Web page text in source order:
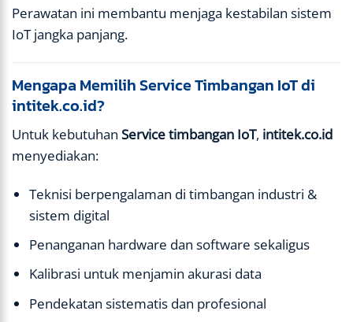
Perawatan ini membantu menjaga kestabilan sistem
IoT jangka panjang.
Mengapa Memilih Service Timbangan IoT di
intitek.co.id?
Untuk kebutuhan Service timbangan IoT, intitek.co.id
menyediakan:
Teknisi berpengalaman di timbangan industri &
sistem digital
Penanganan hardware dan software sekaligus
Kalibrasi untuk menjamin akurasi data
Pendekatan sistematis dan profesional